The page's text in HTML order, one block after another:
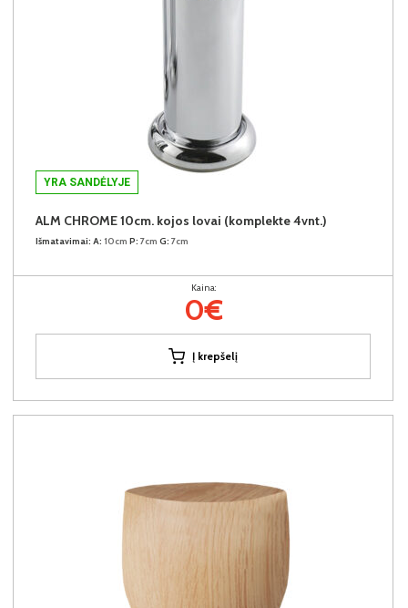
YRA SANDĖLYJE
ALM CHROME 10cm. kojos lovai (komplekte 4vnt.)
Išmatavimai: A: 10cm P: 7cm G: 7cm
Kaina:
0€
Į krepšelį